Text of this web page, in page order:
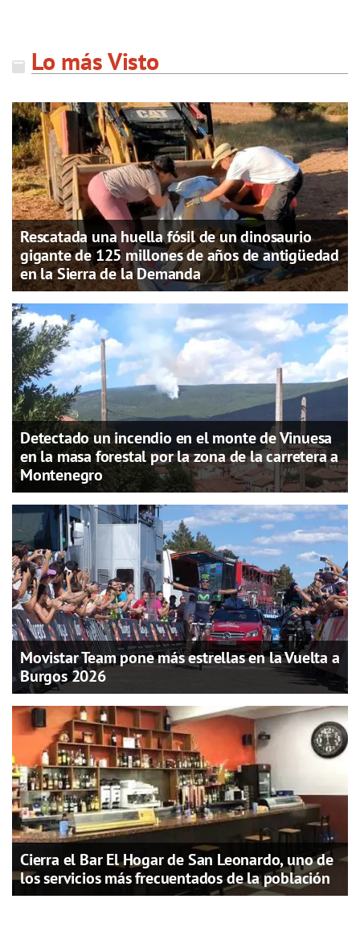
Lo más Visto
Rescatada una huella fósil de un dinosaurio
gigante de 125 millones de años de antigüedad
en la Sierra de la Demanda
Detectado un incendio en el monte de Vinuesa
en la masa forestal por la zona de la carretera a
Montenegro
Movistar Team pone más estrellas en la Vuelta a
Burgos 2026
Cierra el Bar El Hogar de San Leonardo, uno de
los servicios más frecuentados de la población